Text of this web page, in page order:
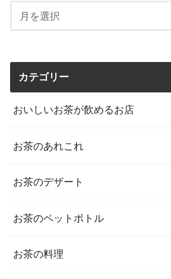
カテゴリー
おいしいお茶が飲めるお店
お茶のあれこれ
お茶のデザート
お茶のペットボトル
お茶の料理